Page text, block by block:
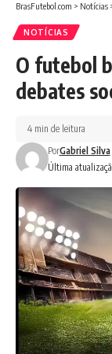
BrasFutebol.com > Notícias
NOTÍCIAS
O futebol
debates
Última
PorGabriel Silva
4 min de leitura